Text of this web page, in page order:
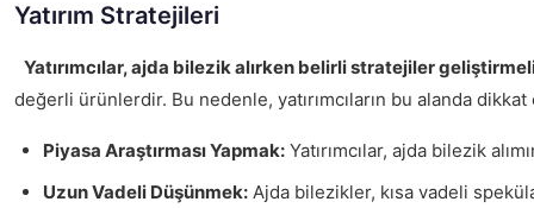
Yatırım Stratejileri
Yatırımcılar, ajda bilezik alırken belirli stratejiler
değerli ürünlerdir. Bu nedenle, yatırımcıların bu alanda
Piyasa Araştırması Yapmak: Yatırımcılar, ajda bilezik
Uzun Vadeli Düşünmek: Ajda bilezikler, kısa vadeli